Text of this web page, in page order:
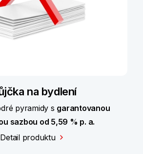
na bydlení
pyramidy s garantovanou
sazbou od 5,59 % p. a.
Detail produktu